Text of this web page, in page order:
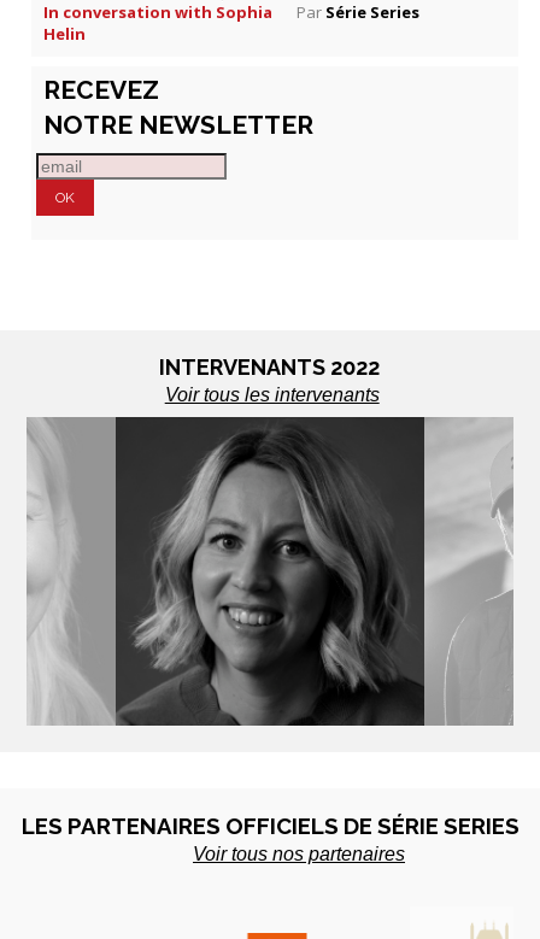
In conversation with Sophia
Helin
Par Série Series
RECEVEZ
NOTRE NEWSLETTER
INTERVENANTS 2022
Voir tous les intervenants
LES PARTENAIRES OFFICIELS DE SÉRIE SERIES
Voir tous nos partenaires